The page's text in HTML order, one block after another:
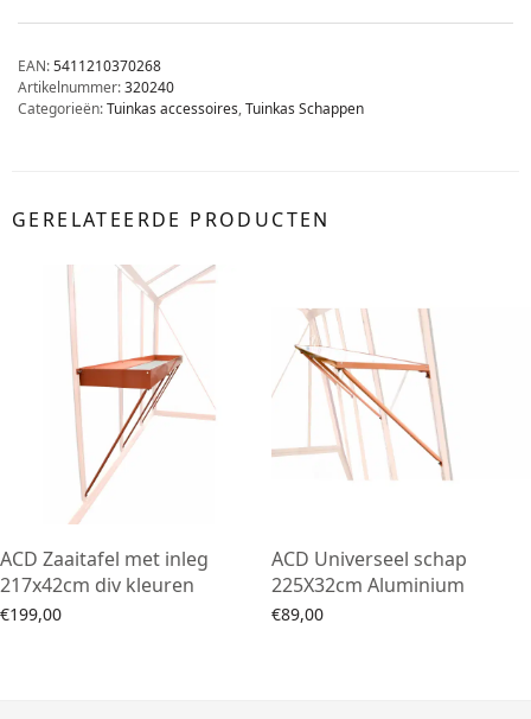
EAN:5411210370268
Artikelnummer:320240
Categorieën:Tuinkas accessoires,Tuinkas Schappen
GERELATEERDE PRODUCTEN
ACD Zaaitafel met inleg
217x42cm div kleuren
€199,00
ACD Universeel schap
225X32cm Aluminium
€89,00